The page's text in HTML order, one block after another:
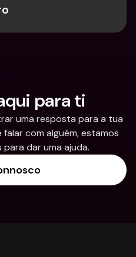
para ti
uma resposta para a tua
com alguém, estamos
dar uma ajuda.